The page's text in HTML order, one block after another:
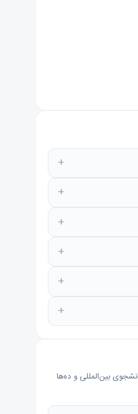
راه هفت مرحله‌ای بر اساس مقررات واقعی، خدمات قراردادی موسسه و تجربه اعزام دانشجو طراحی شده است. چین میزبان بیش از ۵۰۰ هزار دانشجوی بین‌المللی و ده‌ها